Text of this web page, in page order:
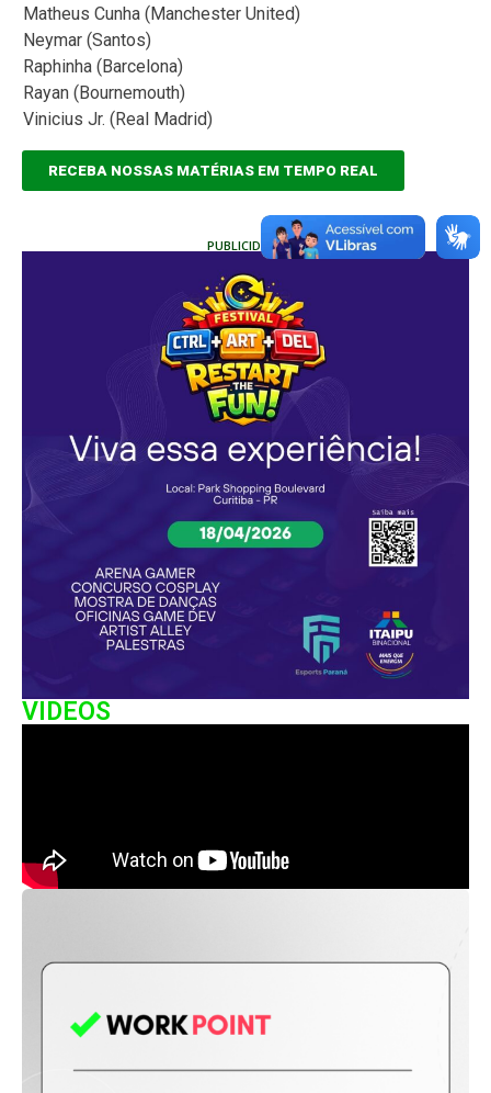
Matheus Cunha (Manchester United)
Neymar (Santos)
Raphinha (Barcelona)
Rayan (Bournemouth)
Vinicius Jr. (Real Madrid)
RECEBA NOSSAS MATÉRIAS EM TEMPO REAL
PUBLICIDADE
VIDEOS